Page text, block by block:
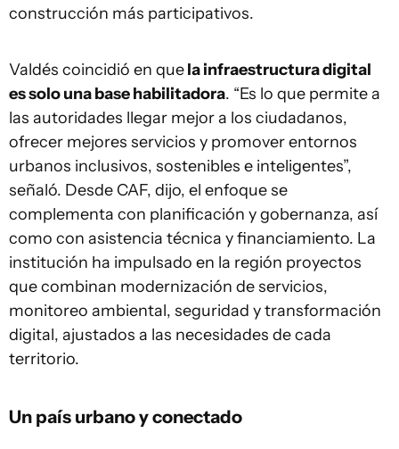
construcción más participativos.
Valdés coincidió en quela infraestructura digital
es solo una base habilitadora. “Es lo que permite a
las autoridades llegar mejor a los ciudadanos,
ofrecer mejores servicios y promover entornos
urbanos inclusivos, sostenibles e inteligentes”,
señaló. Desde CAF, dijo, el enfoque se
complementa con planificación y gobernanza, así
como con asistencia técnica y financiamiento. La
institución ha impulsado en la región proyectos
que combinan modernización de servicios,
monitoreo ambiental, seguridad y transformación
digital, ajustados a las necesidades de cada
territorio.
Un país urbano y conectado